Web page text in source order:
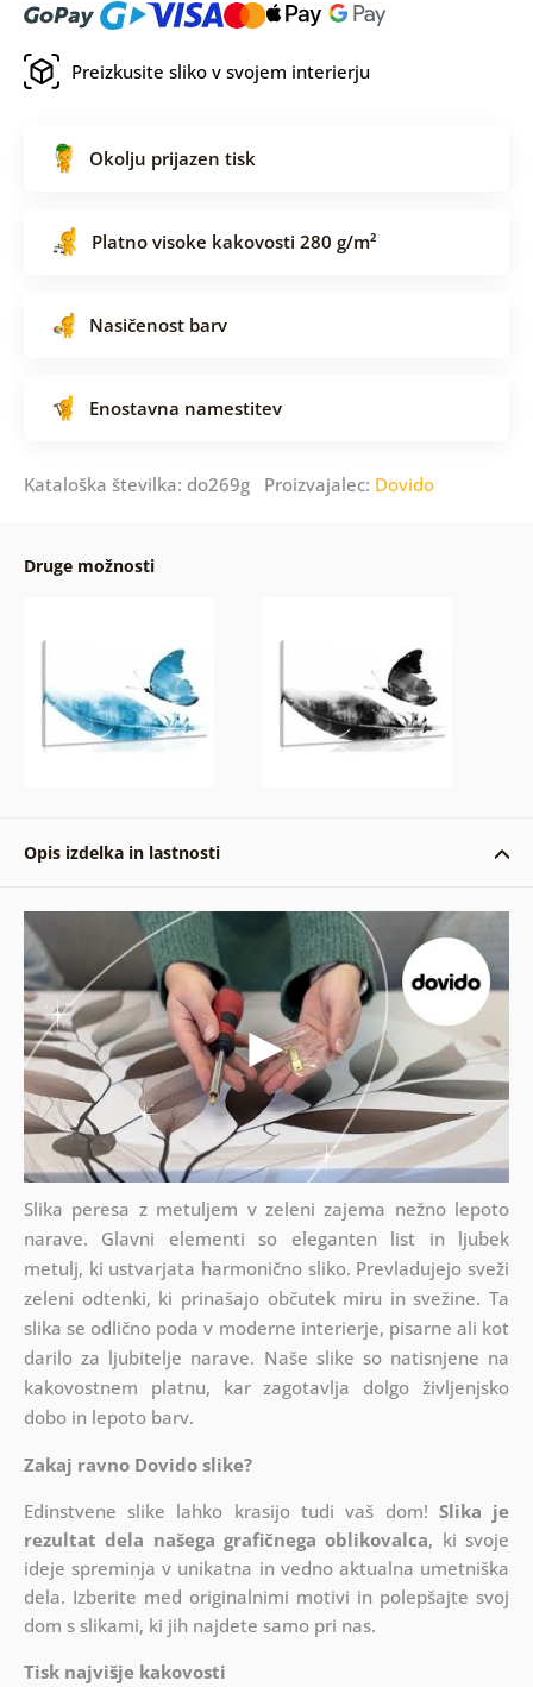
Preizkusite sliko v svojem interierju
Okolju prijazen tisk
Platno visoke kakovosti 280 g/m²
Nasičenost barv
Enostavna namestitev
Kataloška številka: do269g Proizvajalec: Dovido
Druge možnosti
Opis izdelka in lastnosti
Slika peresa z metuljem v zeleni zajema nežno lepoto
narave. Glavni elementi so eleganten list in ljubek
metulj, ki ustvarjata harmonično sliko. Prevladujejo sveži
zeleni odtenki, ki prinašajo občutek miru in svežine. Ta
slika se odlično poda v moderne interierje, pisarne ali kot
darilo za ljubitelje narave. Naše slike so natisnjene na
kakovostnem platnu, kar zagotavlja dolgo življenjsko
dobo in lepoto barv.
Zakaj ravno Dovido slike?
Edinstvene slike lahko krasijo tudi vaš dom! Slika je
rezultat dela našega grafičnega oblikovalca, ki svoje
ideje spreminja v unikatna in vedno aktualna umetniška
dela. Izberite med originalnimi motivi in polepšajte svoj
dom s slikami, ki jih najdete samo pri nas.
Tisk najvišje kakovosti